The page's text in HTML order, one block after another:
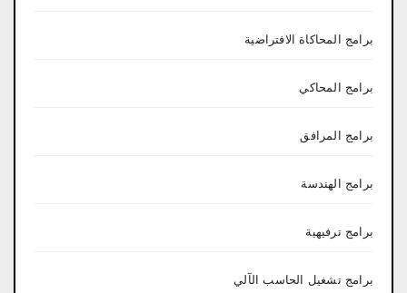
برامج المحاكاة الافتراضية
برامج المحاكي
برامج المرافق
برامج الهندسة
برامج ترفيهية
برامج تشغيل الحاسب الآلي